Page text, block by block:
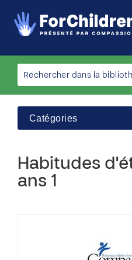
Catégories
Habitudes
ans 1